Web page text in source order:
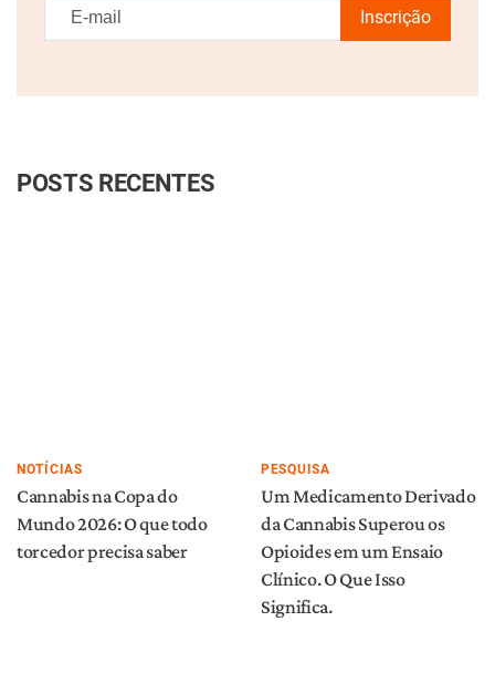
Inscrição
POSTS RECENTES
NOTÍCIAS
Cannabis na Copa do
Mundo 2026: O que todo
torcedor precisa saber
PESQUISA
Um Medicamento Derivado
da Cannabis Superou os
Opioides em um Ensaio
Clínico. O Que Isso
Significa.